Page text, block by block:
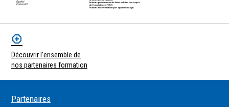
Découvrir l’ensemble de
nos partenaires formation
Partenaires